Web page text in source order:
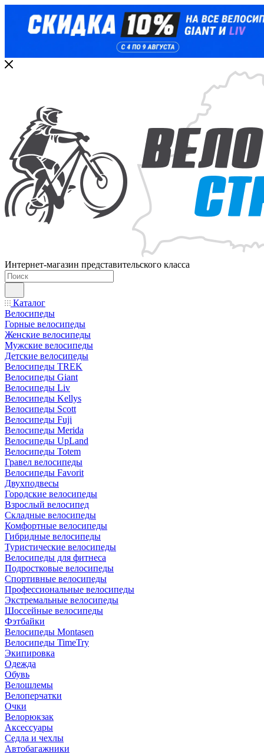
Интернет-магазин представительского класса
Каталог
Велосипеды
Горные велосипеды
Женские велосипеды
Мужские велосипеды
Детские велосипеды
Велосипеды TREK
Велосипеды Giant
Велосипеды Liv
Велосипеды Kellys
Велосипеды Scott
Велосипеды Fuji
Велосипеды Merida
Велосипеды UpLand
Велосипеды Totem
Гравел велосипеды
Велосипеды Favorit
Двухподвесы
Городские велосипеды
Взрослый велосипед
Складные велосипеды
Комфортные велосипеды
Гибридные велосипеды
Туристические велосипеды
Велосипеды для фитнеса
Подростковые велосипеды
Спортивные велосипеды
Профессиональные велосипеды
Экстремальные велосипеды
Шоссейные велосипеды
Фэтбайки
Велосипеды Montasen
Велосипеды TimeTry
Экипировка
Одежда
Обувь
Велошлемы
Велоперчатки
Очки
Велорюкзак
Аксессуары
Седла и чехлы
Автобагажники